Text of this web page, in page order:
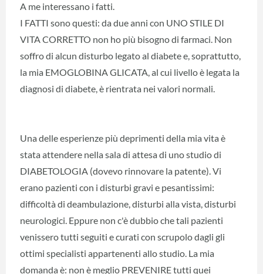
A me interessano i fatti.
I FATTI sono questi: da due anni con UNO STILE DI
VITA CORRETTO non ho più bisogno di farmaci. Non
soffro di alcun disturbo legato al diabete e, soprattutto,
la mia EMOGLOBINA GLICATA, al cui livello è legata la
diagnosi di diabete, è rientrata nei valori normali.
Una delle esperienze più deprimenti della mia vita è
stata attendere nella sala di attesa di uno studio di
DIABETOLOGIA (dovevo rinnovare la patente). Vi
erano pazienti con i disturbi gravi e pesantissimi:
difficoltà di deambulazione, disturbi alla vista, disturbi
neurologici. Eppure non c'è dubbio che tali pazienti
venissero tutti seguiti e curati con scrupolo dagli gli
ottimi specialisti appartenenti allo studio. La mia
domanda è: non è meglio PREVENIRE tutti quei